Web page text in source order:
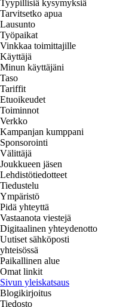
Tyypillisiä kysymyksiä
Tarvitsetko apua
Lausunto
Työpaikat
Vinkkaa toimittajille
Käyttäjä
Minun käyttäjäni
Taso
Tariffit
Etuoikeudet
Toiminnot
Verkko
Kampanjan kumppani
Sponsorointi
Välittäjä
Joukkueen jäsen
Lehdistötiedotteet
Tiedustelu
Ympäristö
Pidä yhteyttä
Vastaanota viestejä
Digitaalinen yhteydenotto
Uutiset sähköposti
yhteisössä
Paikallinen alue
Omat linkit
Sivun yleiskatsaus
Blogikirjoitus
Tiedosto